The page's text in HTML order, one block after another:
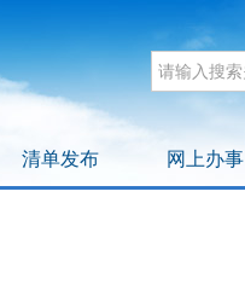
清单发布 网上办事